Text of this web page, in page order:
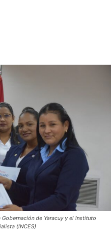
de Yaracuy y el Instituto
(INCES)